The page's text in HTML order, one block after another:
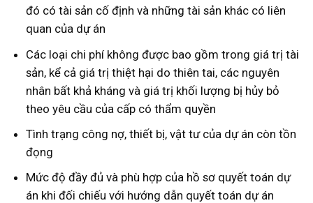
đó có tài sản cố định và những tài sản khác có liên
quan của dự án
Các loại chi phí không được bao gồm trong giá trị tài
sản, kể cả giá trị thiệt hại do thiên tai, các nguyên
nhân bất khả kháng và giá trị khối lượng bị hủy bỏ
theo yêu cầu của cấp có thẩm quyền
Tình trạng công nợ, thiết bị, vật tư của dự án còn tồn
đọng
Mức độ đầy đủ và phù hợp của hồ sơ quyết toán dự
án khi đối chiếu với hướng dẫn quyết toán dự án